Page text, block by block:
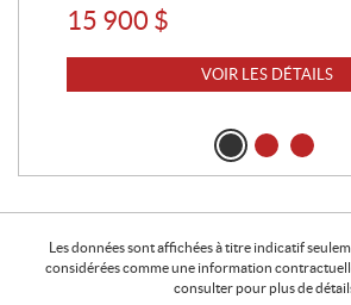
15 900 $
VOIR LES DÉTAILS
Les données sont affichées à titre indicatif
considérées comme une information
consulter pour plus de